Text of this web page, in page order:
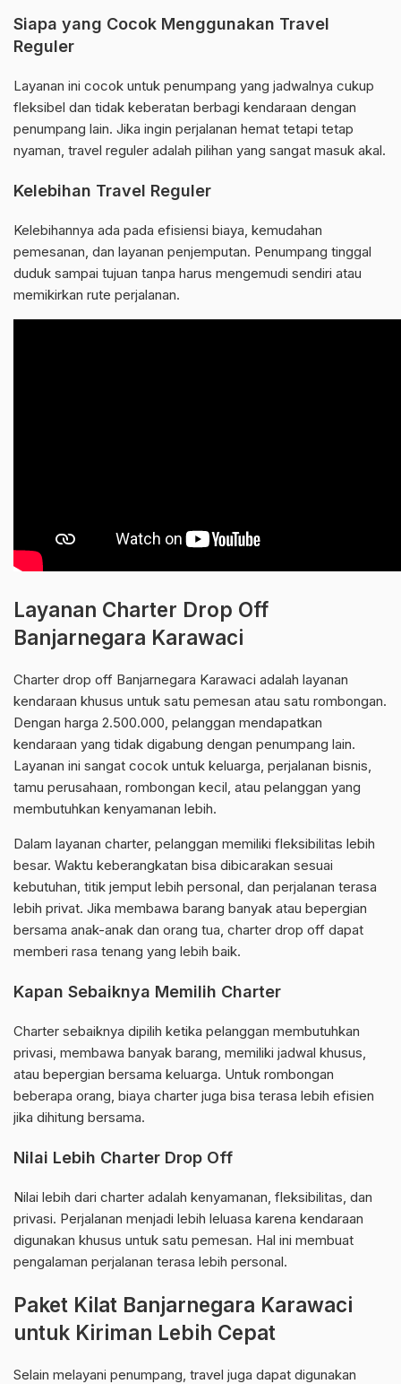
Siapa yang Cocok Menggunakan Travel
Reguler
Layanan ini cocok untuk penumpang yang jadwalnya cukup
fleksibel dan tidak keberatan berbagi kendaraan dengan
penumpang lain. Jika ingin perjalanan hemat tetapi tetap
nyaman, travel reguler adalah pilihan yang sangat masuk akal.
Kelebihan Travel Reguler
Kelebihannya ada pada efisiensi biaya, kemudahan
pemesanan, dan layanan penjemputan. Penumpang tinggal
duduk sampai tujuan tanpa harus mengemudi sendiri atau
memikirkan rute perjalanan.
Layanan Charter Drop Off
Banjarnegara Karawaci
Charter drop off Banjarnegara Karawaci adalah layanan
kendaraan khusus untuk satu pemesan atau satu rombongan.
Dengan harga 2.500.000, pelanggan mendapatkan
kendaraan yang tidak digabung dengan penumpang lain.
Layanan ini sangat cocok untuk keluarga, perjalanan bisnis,
tamu perusahaan, rombongan kecil, atau pelanggan yang
membutuhkan kenyamanan lebih.
Dalam layanan charter, pelanggan memiliki fleksibilitas lebih
besar. Waktu keberangkatan bisa dibicarakan sesuai
kebutuhan, titik jemput lebih personal, dan perjalanan terasa
lebih privat. Jika membawa barang banyak atau bepergian
bersama anak-anak dan orang tua, charter drop off dapat
memberi rasa tenang yang lebih baik.
Kapan Sebaiknya Memilih Charter
Charter sebaiknya dipilih ketika pelanggan membutuhkan
privasi, membawa banyak barang, memiliki jadwal khusus,
atau bepergian bersama keluarga. Untuk rombongan
beberapa orang, biaya charter juga bisa terasa lebih efisien
jika dihitung bersama.
Nilai Lebih Charter Drop Off
Nilai lebih dari charter adalah kenyamanan, fleksibilitas, dan
privasi. Perjalanan menjadi lebih leluasa karena kendaraan
digunakan khusus untuk satu pemesan. Hal ini membuat
pengalaman perjalanan terasa lebih personal.
Paket Kilat Banjarnegara Karawaci
untuk Kiriman Lebih Cepat
Selain melayani penumpang, travel juga dapat digunakan